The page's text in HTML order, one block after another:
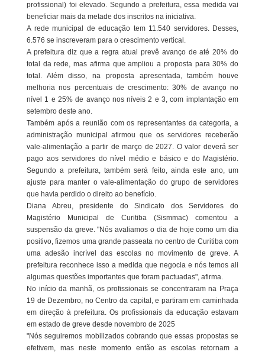
profissional) foi elevado. Segundo a prefeitura, essa medida vai
beneficiar mais da metade dos inscritos na iniciativa.
A rede municipal de educação tem 11.540 servidores. Desses,
6.576 se inscreveram para o crescimento vertical.
A prefeitura diz que a regra atual prevê avanço de até 20% do
total da rede, mas afirma que ampliou a proposta para 30% do
total. Além disso, na proposta apresentada, também houve
melhoria nos percentuais de crescimento: 30% de avanço no
nível 1 e 25% de avanço nos níveis 2 e 3, com implantação em
setembro deste ano.
Também após a reunião com os representantes da categoria, a
administração municipal afirmou que os servidores receberão
vale-alimentação a partir de março de 2027. O valor deverá ser
pago aos servidores do nível médio e básico e do Magistério.
Segundo a prefeitura, também será feito, ainda este ano, um
ajuste para manter o vale-alimentação do grupo de servidores
que havia perdido o direito ao benefício.
Diana Abreu, presidente do Sindicato dos Servidores do
Magistério Municipal de Curitiba (Sismmac) comentou a
suspensão da greve. "Nós avaliamos o dia de hoje como um dia
positivo, fizemos uma grande passeata no centro de Curitiba com
uma adesão incrível das escolas no movimento de greve. A
prefeitura reconhece isso a medida que negocia e nós temos ali
algumas questões importantes que foram pactuadas", afirma.
No início da manhã, os profissionais se concentraram na Praça
19 de Dezembro, no Centro da capital, e partiram em caminhada
em direção à prefeitura. Os profissionais da educação estavam
em estado de greve desde novembro de 2025
"Nós seguiremos mobilizados cobrando que essas propostas se
efetivem, mas neste momento então as escolas retornam a